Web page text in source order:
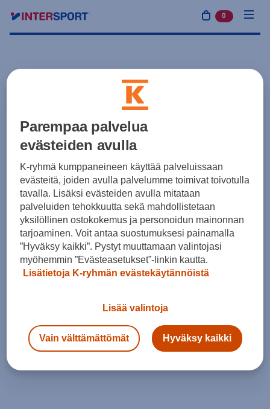
0 tuotetta
Parempaa palvelua
evästeiden avulla
K-ryhmä kumppaneineen käyttää palveluissaan
evästeitä, joiden avulla palvelumme toimivat toivotulla
tavalla. Lisäksi evästeiden avulla mitataan
palveluiden tehokkuutta sekä mahdollistetaan
yksilöllinen ostokokemus ja personoidun mainonnan
tarjoaminen. Voit antaa suostumuksesi painamalla
”Hyväksy kaikki”. Pystyt muuttamaan valintojasi
myöhemmin ”Evästeasetukset”-linkin kautta.
Lisätietoja K-ryhmän evästekäytännöistä
Lisää valintoja
Vain välttämättömät Hyväksy kaikki